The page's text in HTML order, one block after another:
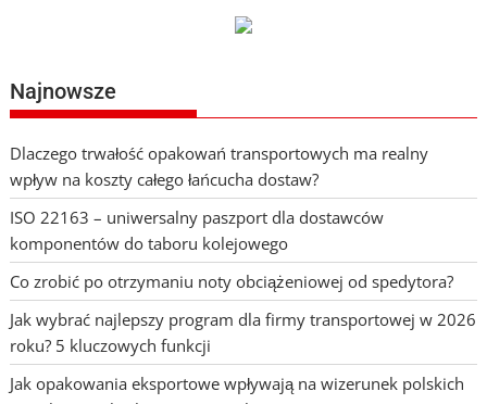
Najnowsze
Dlaczego trwałość opakowań transportowych ma realny
wpływ na koszty całego łańcucha dostaw?
ISO 22163 – uniwersalny paszport dla dostawców
komponentów do taboru kolejowego
Co zrobić po otrzymaniu noty obciążeniowej od spedytora?
Jak wybrać najlepszy program dla firmy transportowej w 2026
roku? 5 kluczowych funkcji
Jak opakowania eksportowe wpływają na wizerunek polskich